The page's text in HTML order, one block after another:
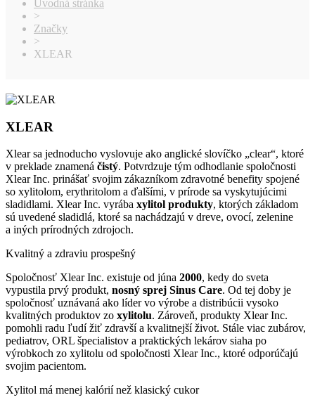
Úvodná stránka
>
Značky
>
XLEAR
XLEAR
Xlear sa jednoducho vyslovuje ako anglické slovíčko „clear“, ktoré
v preklade znamená čistý. Potvrdzuje tým odhodlanie spoločnosti
Xlear Inc. prinášať svojim zákazníkom zdravotné benefity spojené
so xylitolom, erythritolom a ďalšími, v prírode sa vyskytujúcimi
sladidlami. Xlear Inc. vyrába xylitol produkty, ktorých základom
sú uvedené sladidlá, ktoré sa nachádzajú v dreve, ovocí, zelenine
a iných prírodných zdrojoch.
Kvalitný a zdraviu prospešný
Spoločnosť Xlear Inc. existuje od júna 2000, kedy do sveta
vypustila prvý produkt, nosný sprej Sinus Care. Od tej doby je
spoločnosť uznávaná ako líder vo výrobe a distribúcii vysoko
kvalitných produktov zo xylitolu. Zároveň, produkty Xlear Inc.
pomohli radu ľudí žiť zdravší a kvalitnejší život. Stále viac zubárov,
pediatrov, ORL špecialistov a praktických lekárov siaha po
výrobkoch zo xylitolu od spoločnosti Xlear Inc., ktoré odporúčajú
svojim pacientom.
Xylitol má menej kalórií než klasický cukor